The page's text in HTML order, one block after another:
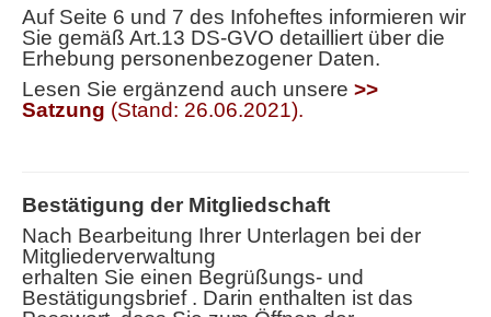
Auf Seite 6 und 7 des Infoheftes informieren wir
Sie gemäß Art.13 DS-GVO detailliert über die
Erhebung personenbezogener Daten.
Lesen Sie ergänzend auch unsere >>
Satzung (Stand: 26.06.2021).
Bestätigung der Mitgliedschaft
Nach Bearbeitung Ihrer Unterlagen bei der
Mitgliederverwaltung
erhalten Sie einen Begrüßungs- und
Bestätigungsbrief . Darin enthalten ist das